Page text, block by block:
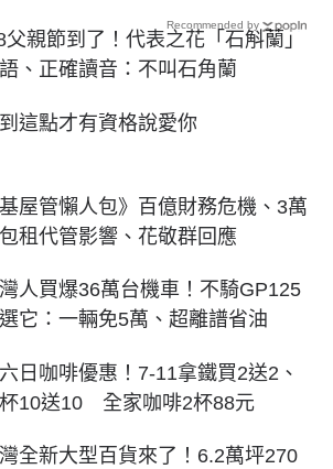
父親節到了！代表之花「石斛蘭」
、正確讀音：不叫石角蘭
這點才有資格說愛你
屋管懶人包》百億財務危機、3萬
租代管影響、花敬群回應
人買爆36萬台機車！不騎GP125
它：一輛免5萬、超離譜省油
日咖啡優惠！7-11拿鐵買2送2、
10送10 全家咖啡2杯88元
全新大型百貨來了！6.2萬坪270
Recommended by